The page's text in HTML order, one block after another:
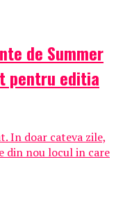
de Summer
pentru editia
In doar cateva zile,
din nou locul in care